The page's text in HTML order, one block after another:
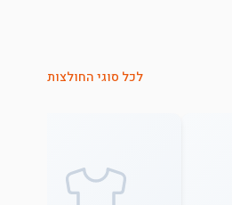
לכל סוגי החולצות